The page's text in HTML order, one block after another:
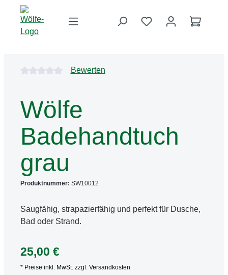
Zum Hauptinhalt springen
Du hast 0
Bildergalerie überspringen
Durchschnittliche Bewertung von 0 von 5 Sternen
Bewerten
Wölfe
Badehandtuch
grau
Produktnummer: SW10012
Saugfähig, strapazierfähig und perfekt für Dusche,
Bad oder Strand.
25,00 €
* Preise inkl. MwSt. zzgl. Versandkosten